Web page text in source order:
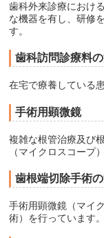
歯科外来診療におけ
な機器を有し、研修
す。
歯科訪問診療料
在宅で療養している
手術用顕微鏡
複雑な根管治療及び
（マイクロスコープ
歯根端切除手術
手術用顕微鏡（マイ
術）を行っています。